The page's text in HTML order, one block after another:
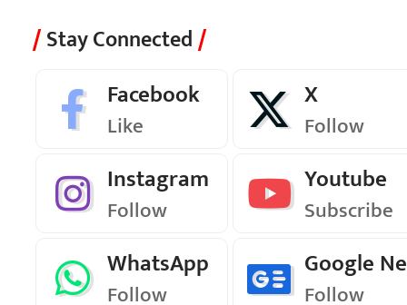
Stay Connected
Facebook
Like
X
Follow
Instagram
Follow
Youtube
Subscribe
WhatsApp
Follow
Google
Follow